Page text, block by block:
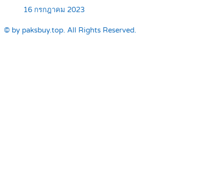
16 กรกฎาคม 2023
© by paksbuy.top. All Rights Reserved.